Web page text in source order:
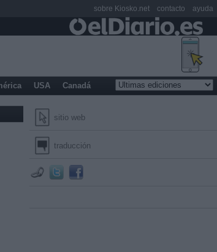
USA Canadá
sitio web
traducción
sobre Kiosko.net contacto ayuda